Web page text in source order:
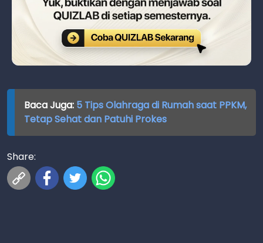
Baca Juga: 5 Tips Olahraga di Rumah saat PPKM,
Tetap Sehat dan Patuhi Prokes
Share: